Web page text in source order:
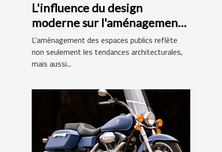
L'influence du design
moderne sur l'aménagement
des bibliothèques
municipales
L'aménagement des espaces publics reflète
non seulement les tendances architecturales,
mais aussi...